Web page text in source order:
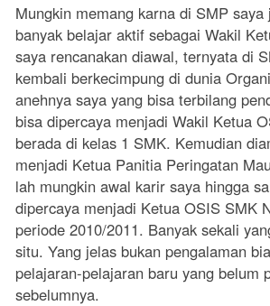
Mungkin memang karna di SMP saya
banyak belajar aktif sebagai Wakil
saya rencanakan diawal, ternyata di
kembali berkecimpung di dunia
anehnya saya yang bisa terbilang
bisa dipercaya menjadi Wakil Ketua
berada di kelas 1 SMK. Kemudian
menjadi Ketua Panitia Peringatan
lah mungkin awal karir saya hingga
dipercaya menjadi Ketua OSIS SMK
periode 2010/2011. Banyak sekali
situ. Yang jelas bukan pengalaman
pelajaran-pelajaran baru yang belum
sebelumnya.